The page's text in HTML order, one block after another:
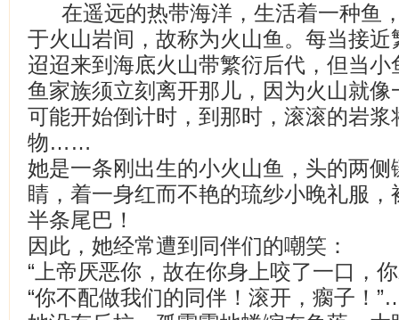
在遥远的热带海洋，生活着一种鱼
于火山岩间，故称为火山鱼。每当接
迢迢来到海底火山带繁衍后代，但当
鱼家族须立刻离开那儿，因为火山就
可能开始倒计时，到那时，滚滚的岩
物……
她是一条刚出生的小火山鱼，头的两
睛，着一身红而不艳的琉纱小晚礼服
半条尾巴！
因此，她经常遭到同伴们的嘲笑：
“上帝厌恶你，故在你身上咬了一口，
“你不配做我们的同伴！滚开，瘸子！